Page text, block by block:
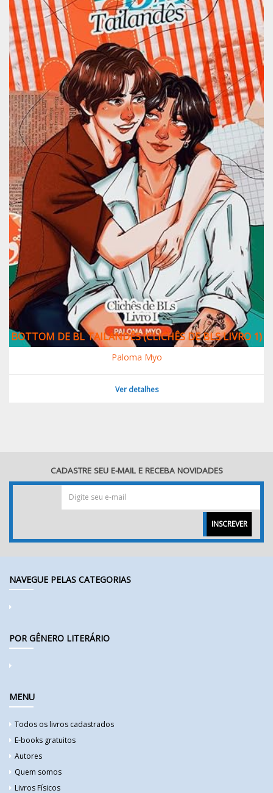
BOTTOM DE BL TAILANDÊS (CLICHÊS DE BLS LIVRO 1)
Paloma Myo
Ver detalhes
CADASTRE SEU E-MAIL E RECEBA NOVIDADES
INSCREVER
NAVEGUE PELAS CATEGORIAS
POR GÊNERO LITERÁRIO
MENU
Todos os livros cadastrados
E-books gratuitos
Autores
Quem somos
Livros Físicos